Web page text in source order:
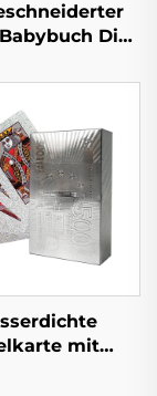
Die
Lern-
mit
mit